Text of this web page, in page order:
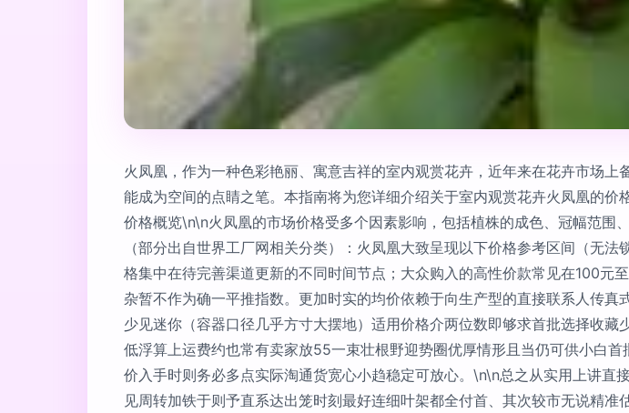
火凤凰，作为一种色彩艳丽、寓意吉祥的室内观赏花卉，近年来在花卉市场
能成为空间的点睛之笔。本指南将为您详细介绍关于室内观赏花卉火凤凰的
价格概览\n\n火凤凰的市场价格受多个因素影响，包括植株的成色、冠幅范
（部分出自世界工厂网相关分类）：火凤凰大致呈现以下价格参考区间（无
格集中在待完善渠道更新的不同时间节点；大众购入的高性价款常见在100
杂暂不作为确一平推指数。更加时实的均价依赖于向生产型的直接联系人传
少见迷你（容器口径几乎方寸大摆地）适用价格介两位数即够求首批选择收
低浮算上运费约也常有卖家放55一束壮根野迎势圈优厚情形且当仍可供小白
价入手时则务必多点实际淘通货宽心小趋稳定可放心。\n\n总之从实用上讲
见周转加铁于则予直系达出笼时刻最好连细叶架都全付首、其次较市无说精